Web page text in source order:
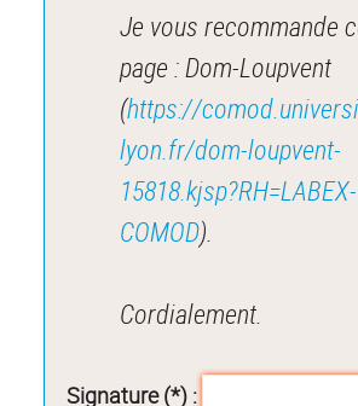
Je vous recommande
page : Dom-Loupvent
(https://
lyon.fr/dom-loupvent-
15818.kjsp?RH=LABEX-
COMOD).
Cordialement.
Signature (*) :